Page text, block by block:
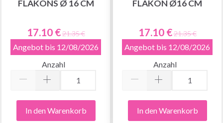
FLAKONS Ø 16 CM
17.10 €21.35 €
Angebot bis 12/08/2026
Anzahl
In den Warenkorb
FLAKON Ø16 CM
17.10 €21.35 €
Angebot bis 12/08/2026
Anzahl
In den Warenkorb